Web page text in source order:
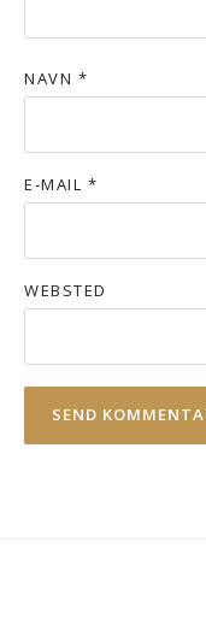
NAVN *
E-MAIL *
WEBSTED